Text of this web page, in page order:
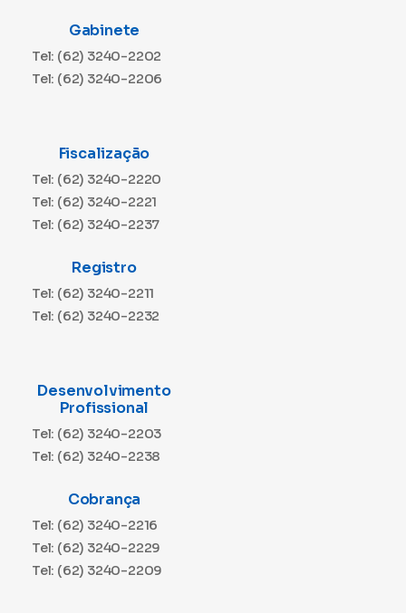
Gabinete
Tel: (62) 3240-2202
Tel: (62) 3240-2206
Fiscalização
Tel: (62) 3240-2220
Tel: (62) 3240-2221
Tel: (62) 3240-2237
Registro
Tel: (62) 3240-2211
Tel: (62) 3240-2232
Desenvolvimento
Profissional
Tel: (62) 3240-2203
Tel: (62) 3240-2238
Cobrança
Tel: (62) 3240-2216
Tel: (62) 3240-2229
Tel: (62) 3240-2209